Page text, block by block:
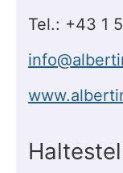
Tel.: +43 1